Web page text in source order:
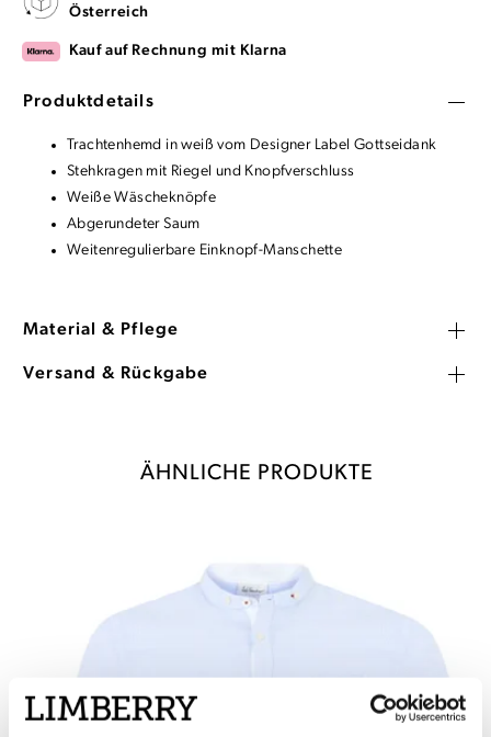
Österreich
Kauf auf Rechnung mit Klarna
Produktdetails
Trachtenhemd in weiß vom Designer Label Gottseidank
Stehkragen mit Riegel und Knopfverschluss
Weiße Wäscheknöpfe
Abgerundeter Saum
Weitenregulierbare Einknopf-Manschette
Material & Pflege
Versand & Rückgabe
ÄHNLICHE PRODUKTE